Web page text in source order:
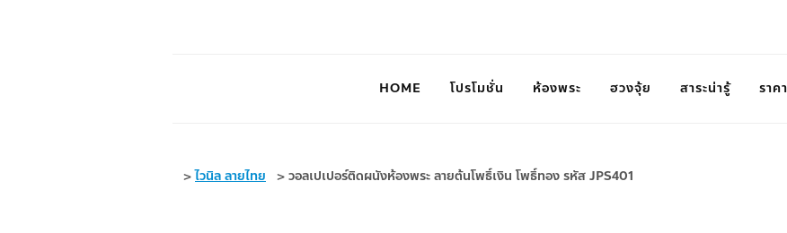
HOME โปรโมชั่น ห้องพระ ฮวงจุ้ย สาระน่ารู้ รา
>ไวนิล ลายไทย >วอลเปเปอร์ติดผนังห้องพระ ลายต้นโพธิ์เงิน โพธิ์ทอง รหัส JPS401